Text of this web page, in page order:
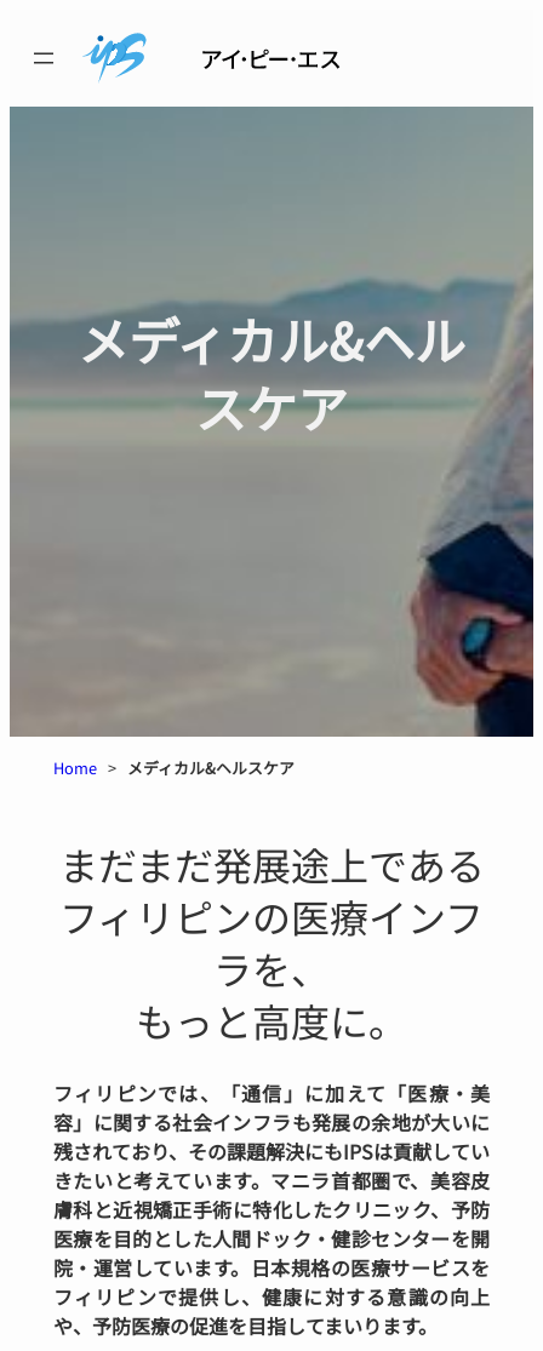
ス
メディカル&ヘル
スケア
Home > メディカル&ヘルスケア
まだまだ発展途上である
フィリピンの医療インフ
ラを、
もっと高度に。
フィリピンでは、「通信」に加えて「医療・美
容」に関する社会インフラも発展の余地が大いに
残されており、その課題解決にもIPSは貢献してい
きたいと考えています。マニラ首都圏で、美容皮
膚科と近視矯正手術に特化したクリニック、予防
医療を目的とした人間ドック・健診センターを開
院・運営しています。日本規格の医療サービスを
フィリピンで提供し、健康に対する意識の向上
や、予防医療の促進を目指してまいります。